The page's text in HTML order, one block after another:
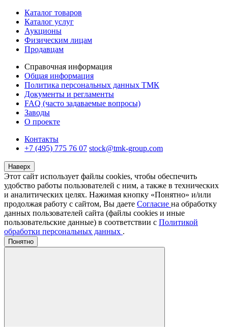
Каталог товаров
Каталог услуг
Аукционы
Физическим лицам
Продавцам
Справочная информация
Общая информация
Политика персональных данных ТМК
Документы и регламенты
FAQ (часто задаваемые вопросы)
Заводы
О проекте
Контакты
+7 (495) 775 76 07 stock@tmk-group.com
Наверх
Этот сайт использует файлы cookies, чтобы обеспечить
удобство работы пользователей с ним, а также в технических
и аналитических целях. Нажимая кнопку «Понятно» и/или
продолжая работу с сайтом, Вы даете Согласие на обработку
данных пользователей сайта (файлы cookies и иные
пользовательские данные) в соответствии с Политикой
обработки персональных данных .
Понятно